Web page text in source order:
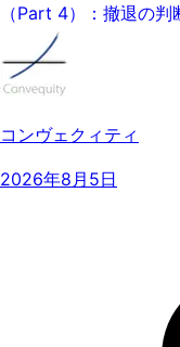
（Part 4）：撤退の
コンヴェクィティ
2026年8月5日